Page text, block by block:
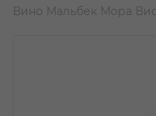
Вино Мальбек Мора